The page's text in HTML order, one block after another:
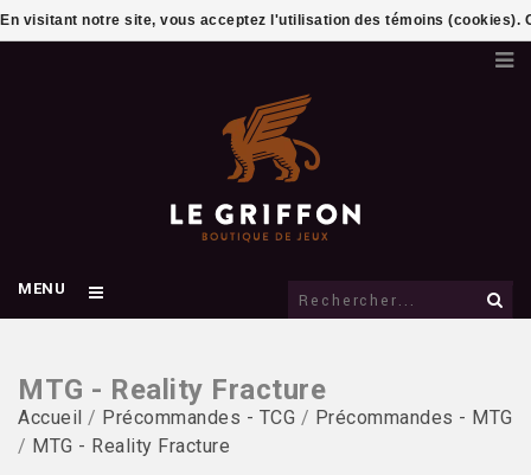
MENU
MTG - Reality Fracture
Accueil / Précommandes - TCG / Précommandes - MTG
/ MTG - Reality Fracture
En visitant notre site, vous acceptez l'utilisation des témoins